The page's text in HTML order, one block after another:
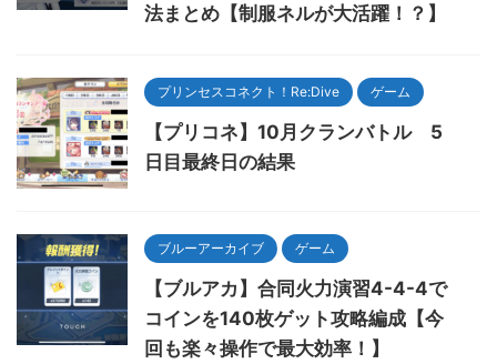
法まとめ【制服ネルが大活躍！？】
プリンセスコネクト！Re:Dive ゲーム
【プリコネ】10月クランバトル 5
日目最終日の結果
ブルーアーカイブ ゲーム
【ブルアカ】合同火力演習4-4-4で
コインを140枚ゲット攻略編成【今
回も楽々操作で最大効率！】